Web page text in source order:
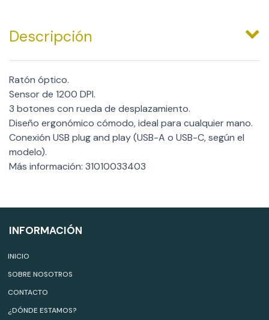
Descripción
Ratón óptico.
Sensor de 1200 DPI.
3 botones con rueda de desplazamiento.
Diseño ergonómico cómodo, ideal para cualquier mano.
Conexión USB plug and play (USB-A o USB-C, según el
modelo).
Más información: 31010033403
INFORMACIÓN
INICIO
SOBRE NOSOTROS
CONTACTO
¿DÓNDE ESTAMOS?